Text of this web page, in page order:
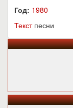
Год: 1980
Текстпесни